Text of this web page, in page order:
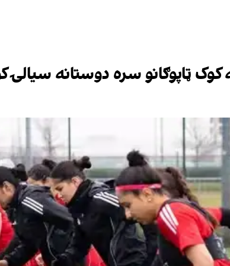
ټاپوګانو سره دوستانه سیالۍ